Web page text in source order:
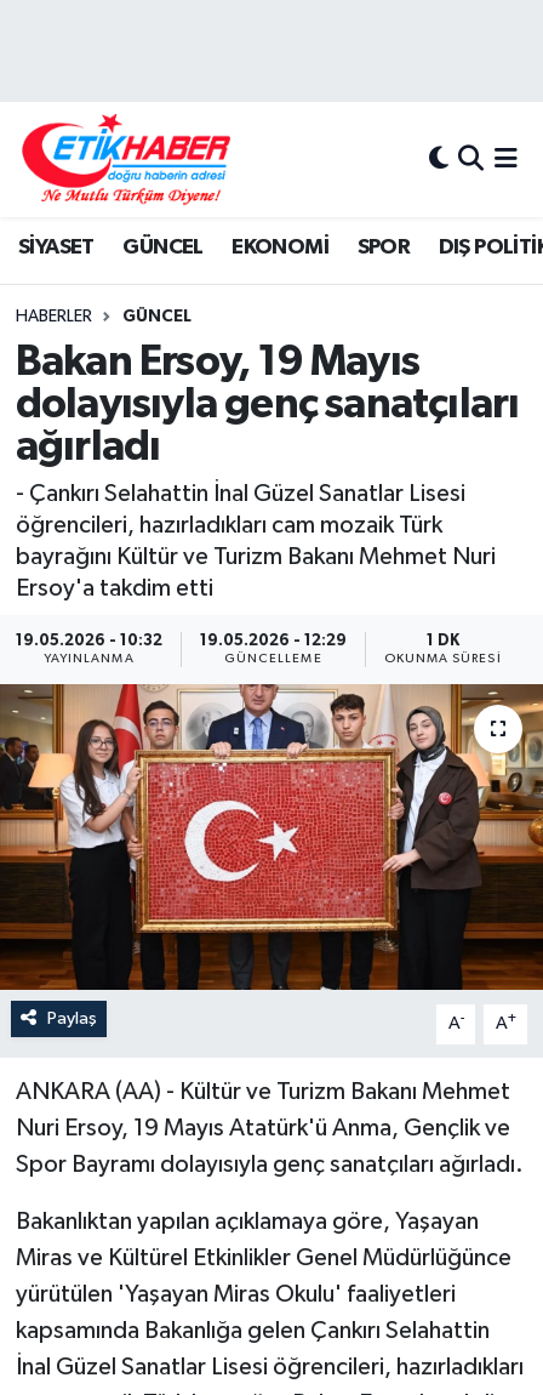
SİYASET GÜNCEL EKONOMİ SPOR DIŞ
HABERLER GÜNCEL
Bakan Ersoy, 19 Mayıs
dolayısıyla genç sanatçıları
ağırladı
- Çankırı Selahattin İnal Güzel Sanatlar Lisesi
öğrencileri, hazırladıkları cam mozaik Türk
bayrağını Kültür ve Turizm Bakanı Mehmet Nuri
Ersoy'a takdim etti
19.05.2026 - 10:32
YAYINLANMA
19.05.2026 - 12:29
GÜNCELLEME
1 DK
OKUNMA SÜRESI
Paylaş A- A+
ANKARA (AA) - Kültür ve Turizm Bakanı Mehmet
Nuri Ersoy, 19 Mayıs Atatürk'ü Anma, Gençlik ve
Spor Bayramı dolayısıyla genç sanatçıları ağırladı.
Bakanlıktan yapılan açıklamaya göre, Yaşayan
Miras ve Kültürel Etkinlikler Genel Müdürlüğünce
yürütülen 'Yaşayan Miras Okulu' faaliyetleri
kapsamında Bakanlığa gelen Çankırı Selahattin
İnal Güzel Sanatlar Lisesi öğrencileri, hazırladıkları
DIŞ POLİTİKA
KÖŞE YAZILARI
KÜLTÜR-SANAT-MAGAZİN
MEDYA
ÖZEL HABER
RÖPORTAJLAR
SAĞLIK
SİYASET
GÜNCEL
SPOR
YAŞAM
Yerel
Hava Durumu
Tüm Manşetler
Son Dakika Haberleri
Haber Arşivi